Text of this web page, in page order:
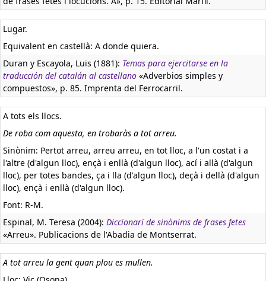
Lugar.
Equivalent en castellà: A donde quiera.
Duran y Escayola, Luis (1881): Temas para ejercitarse en la
traducción del catalán al castellano «Adverbios simples y
compuestos», p. 85. Imprenta del Ferrocarril.
A tots els llocs.
De roba com aquesta, en trobaràs a tot arreu.
Sinònim: Pertot arreu, arreu arreu, en tot lloc, a l'un costat i a
l'altre (d'algun lloc), ençà i enllà (d'algun lloc), ací i allà (d'algun
lloc), per totes bandes, ça i lla (d'algun lloc), deçà i dellà (d'algun
lloc), ençà i enllà (d'algun lloc).
Font: R-M.
Espinal, M. Teresa (2004): Diccionari de sinònims de frases fetes
«Arreu». Publicacions de l'Abadia de Montserrat.
A tot arreu la gent quan plou es mullen.